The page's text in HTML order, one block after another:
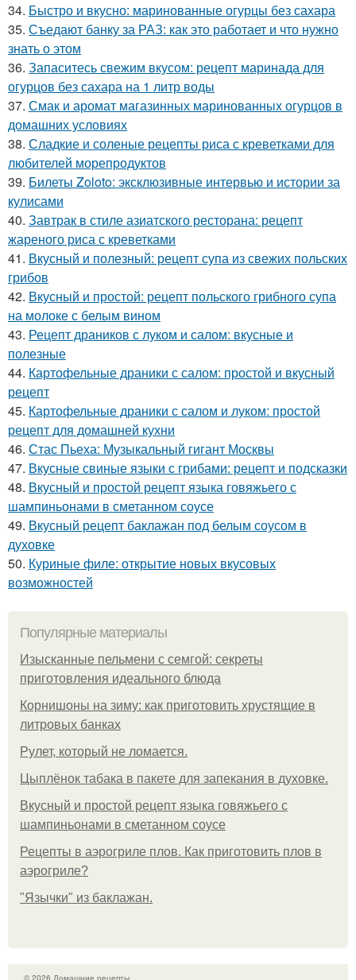
34. Быстро и вкусно: маринованные огурцы без сахара
35. Съедают банку за РАЗ: как это работает и что нужно
знать о этом
36. Запаситесь свежим вкусом: рецепт маринада для
огурцов без сахара на 1 литр воды
37. Смак и аромат магазинных маринованных огурцов в
домашних условиях
38. Сладкие и соленые рецепты риса с креветками для
любителей морепродуктов
39. Билеты Zoloto: эксклюзивные интервью и истории за
кулисами
40. Завтрак в стиле азиатского ресторана: рецепт
жареного риса с креветками
41. Вкусный и полезный: рецепт супа из свежих польских
грибов
42. Вкусный и простой: рецепт польского грибного супа
на молоке с белым вином
43. Рецепт драников с луком и салом: вкусные и
полезные
44. Картофельные драники с салом: простой и вкусный
рецепт
45. Картофельные драники с салом и луком: простой
рецепт для домашней кухни
46. Стас Пьеха: Музыкальный гигант Москвы
47. Вкусные свиные языки с грибами: рецепт и подсказки
48. Вкусный и простой рецепт языка говяжьего с
шампиньонами в сметанном соусе
49. Вкусный рецепт баклажан под белым соусом в
духовке
50. Куриные филе: открытие новых вкусовых
возможностей
Популярные материалы
Изысканные пельмени с семгой: секреты
приготовления идеального блюда
Корнишоны на зиму: как приготовить хрустящие в
литровых банках
Рулет, который не ломается.
Цыплёнок табака в пакете для запекания в духовке.
Вкусный и простой рецепт языка говяжьего с
шампиньонами в сметанном соусе
Рецепты в аэрогриле плов. Как приготовить плов в
аэрогриле?
"Язычки" из баклажан.